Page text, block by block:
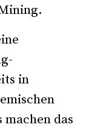
in
machen das